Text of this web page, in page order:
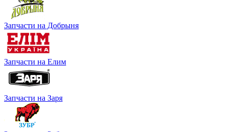
Запчасти на Добрыня
Запчасти на Елим
Запчасти на Заря